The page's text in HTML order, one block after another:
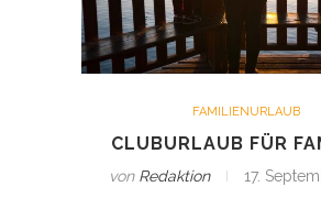
FAMILIENURLAUB
CLUBURLAUB FÜR
von Redaktion 17.